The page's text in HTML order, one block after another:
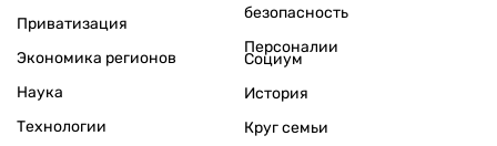
Приватизация
Экономика регионов
безопасность
Персоналии
Наука
Технологии
Социум
История
Круг семьи